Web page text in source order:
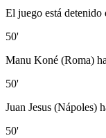
El juego está
50'
Manu Koné (Roma)
50'
Juan Jesus (Nápoles)
50'